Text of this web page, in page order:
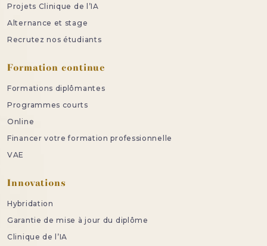
Projets Clinique de l’IA
Alternance et stage
Recrutez nos étudiants
Formation continue
Formations diplômantes
Programmes courts
Online
Financer votre formation professionnelle
VAE
Innovations
Hybridation
Garantie de mise à jour du diplôme
Clinique de l’IA